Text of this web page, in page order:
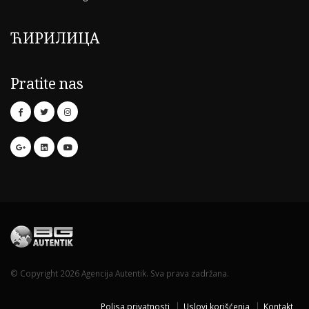
ЋИРИЛИЦА
Pratite nas
© Copyright 2026 Agencija Autentik. Sva prava zadržana.
Polisa privatnosti Uslovi korišćenja Kontakt